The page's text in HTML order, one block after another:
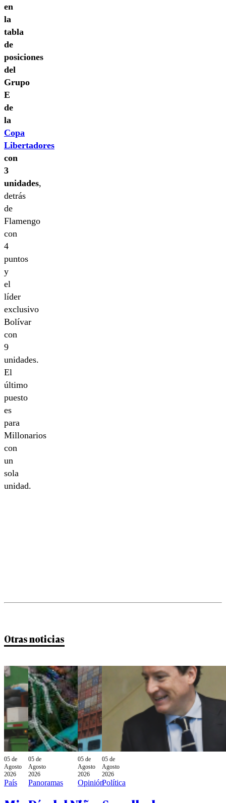
en
la
tabla
de
posiciones
del
Grupo
E
de
la
Copa
Libertadores
con
3
unidades,
detrás
de
Flamengo
con
4
puntos
y
el
líder
exclusivo
Bolívar
con
9
unidades.
El
último
puesto
es
para
Millonarios
con
un
sola
unidad.
Otras noticias
05 de
Agosto
2026
País
05 de
Agosto
2026
Panoramas
05 de
Agosto
2026
Opinión
05 de
Agosto
2026
Política